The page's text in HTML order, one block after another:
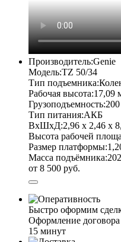
Производитель:Genie
Модель:TZ 50/34
Тип подъемника:
Рабочая высота:17,09
Грузоподъемность:
Тип питания:АКБ
ВхШхД:2,96 х 2,46 х
Высота рабочей
Размер платформы:
Масса подъёмника:
от 8 500 руб.
Быстро оформим
Оформление договора
15 минут